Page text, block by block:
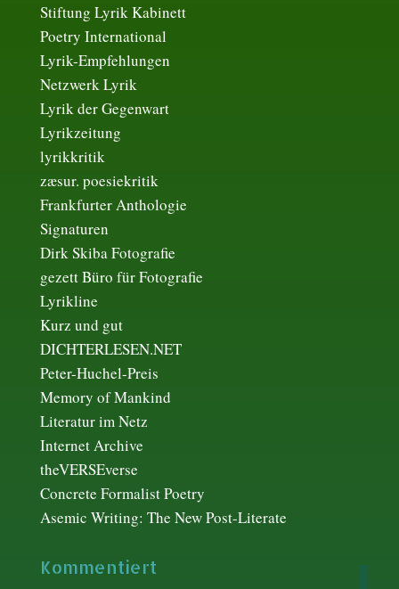
Stiftung Lyrik Kabinett
Poetry International
Lyrik-Empfehlungen
Netzwerk Lyrik
Lyrik der Gegenwart
Lyrikzeitung
lyrikkritik
zæsur. poesiekritik
Frankfurter Anthologie
Signaturen
Dirk Skiba Fotografie
gezett Büro für Fotografie
Lyrikline
Kurz und gut
DICHTERLESEN.NET
Peter-Huchel-Preis
Memory of Mankind
Literatur im Netz
Internet Archive
theVERSEverse
Concrete Formalist Poetry
Asemic Writing: The New Post-Literate
Kommentiert